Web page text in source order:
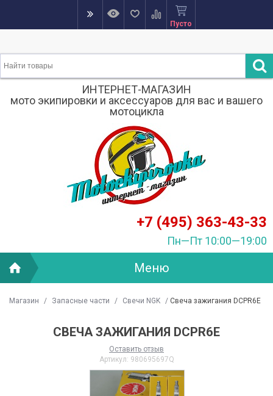
Пусто
ИНТЕРНЕТ-МАГАЗИН
мото экипировки и аксессуаров для вас и вашего
мотоцикла
+7 (495) 363-43-33
Пн—Пт 10:00—19:00
Меню
Магазин / Запасные части / Свечи NGK / Свеча зажигания DCPR6E
СВЕЧА ЗАЖИГАНИЯ DCPR6E
Оставить отзыв
Артикул: 980695697Q